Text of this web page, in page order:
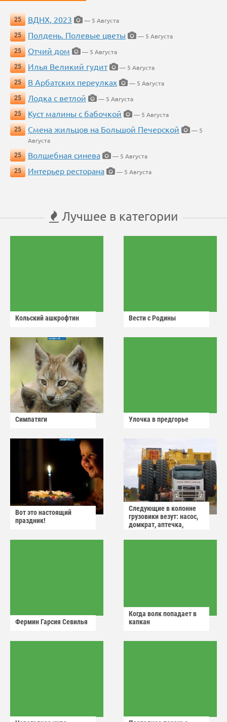
25 ВДНХ, 2023
— 5 Августа
25
Полдень. Полевые цветы
— 5 Августа
25
Отчий дом
— 5 Августа
25
Илья Великий гудит
— 5 Августа
25
В Арбатских переулках
— 5 Августа
25
Лодка с ветлой
— 5 Августа
25
Куст малины с бабочкой
— 5 Августа
25
Смена жильцов на Большой Печерской
— 5
Августа
25
Волшебная синева
— 5 Августа
25
Интерьер ресторана — 5 Августа
Лучшее в категории
Кольский ашкрофтин Вести с Родины
Симпатяги Улочка в предгорье
Вот это настоящий
праздник!
Следующие в колонне
грузовики везут: насос,
домкрат, аптечка,
Фермин Гарсия Севилья
Когда волк попадает в
капкан